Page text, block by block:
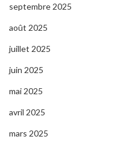
septembre 2025
août 2025
juillet 2025
juin 2025
mai 2025
avril 2025
mars 2025